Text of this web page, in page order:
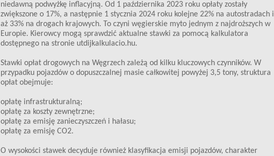
niedawną podwyżkę inflacyjną. Od 1 października 2023 roku opłaty zostały
zwiększone o 17%, a następnie 1 stycznia 2024 roku kolejne 22% na autostradach i
aż 33% na drogach krajowych. To czyni węgierskie myto jednym z najdroższych w
Europie. Kierowcy mogą sprawdzić aktualne stawki za pomocą kalkulatora
dostępnego na stronie utdijkalkulacio.hu.
Stawki opłat drogowych na Węgrzech zależą od kilku kluczowych czynników. W
przypadku pojazdów o dopuszczalnej masie całkowitej powyżej 3,5 tony, struktura
opłat obejmuje:
opłatę infrastrukturalną;
opłatę za koszty zewnętrzne;
opłatę za emisję zanieczyszczeń i hałasu;
opłatę za emisję CO2.
O wysokości stawek decyduje również klasyfikacja emisji pojazdów, charakter